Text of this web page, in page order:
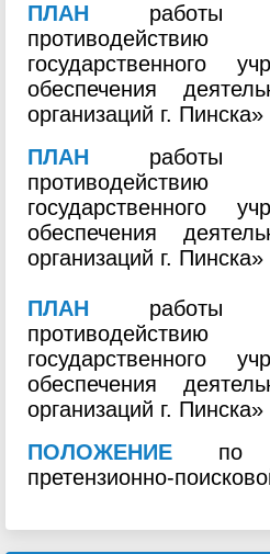
ПЛАН работы
государственного
обеспечения
организаций г.
ПЛАН работы
государственного
обеспечения
организаций г.
ПЛАН работы
государственного
обеспечения
организаций г.
ПОЛОЖЕНИЕ по
претензионно-